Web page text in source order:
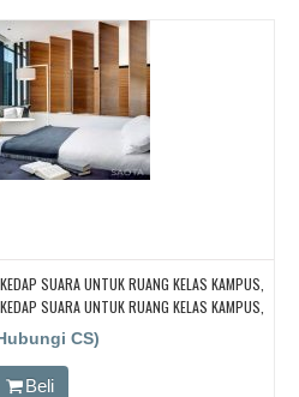
SUARA UNTUK RUANG KELAS KAMPUS,
SUARA UNTUK RUANG KELAS KAMPUS,
SUARA UNTUK RUANG KELAS KAMPUS,
SUARA UNTUK RUANG KELAS KAMPUS,
SUARA UNTUK RUANG KELAS KAMPUS
CS)
Beli